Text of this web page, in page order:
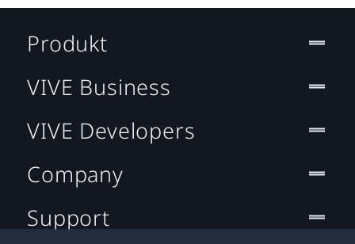
Produkt
VIVE Business
VIVE Developers
Company
Support